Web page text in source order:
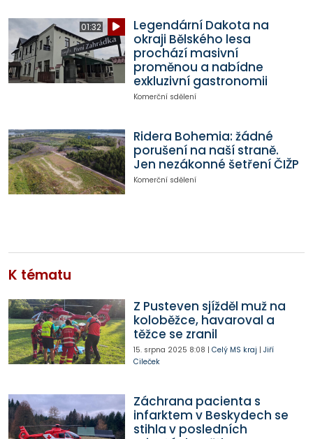
01:32
Legendární Dakota na
okraji Bělského lesa
prochází masivní
proměnou a nabídne
exkluzivní gastronomii
Komerční sdělení
Ridera Bohemia: žádné
porušení na naší straně.
Jen nezákonné šetření ČIŽP
Komerční sdělení
K tématu
Z Pusteven sjížděl muž na
koloběžce, havaroval a
těžce se zranil
15. srpna 2025 8:08 | Celý MS kraj | Jiří
Cileček
Záchrana pacienta s
infarktem v Beskydech se
stihla v posledních